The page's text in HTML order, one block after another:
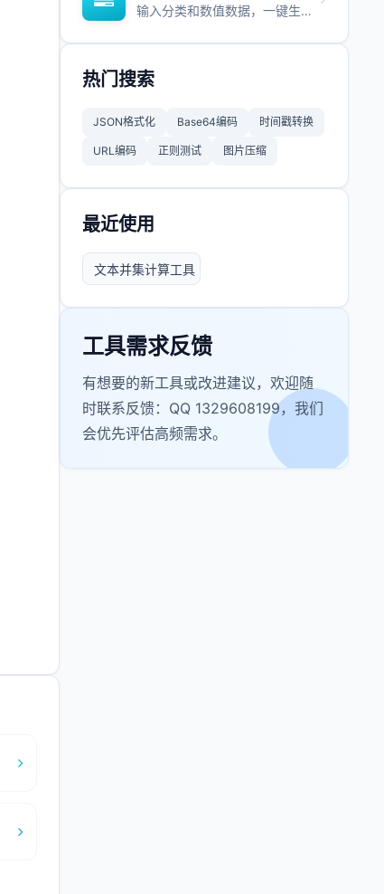
输入分类和数值数据，一键生成条形图并支持图片与视频导出。
热门搜索
JSON格式化 Base64编码 时间戳转换
URL编码 正则测试 图片压缩
最近使用
文本并集计算工具
工具需求反馈
有想要的新工具或改进建议，欢迎随
时联系反馈：QQ 1329608199，我们
会优先评估高频需求。